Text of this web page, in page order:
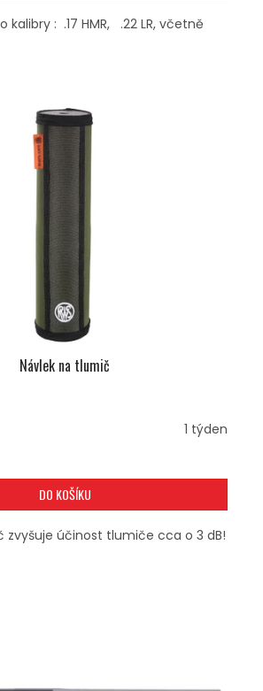
kalibry : .17 HMR, .22 LR, včetně
Návlek na tlumič
1 týden
DO KOŠÍKU
zvyšuje účinost tlumiče cca o 3 dB!